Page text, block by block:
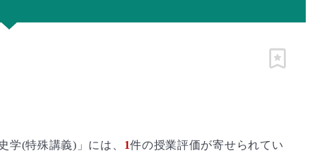
ピン留め
学(特殊講義)」には、 1件の授業評価が寄せられてい